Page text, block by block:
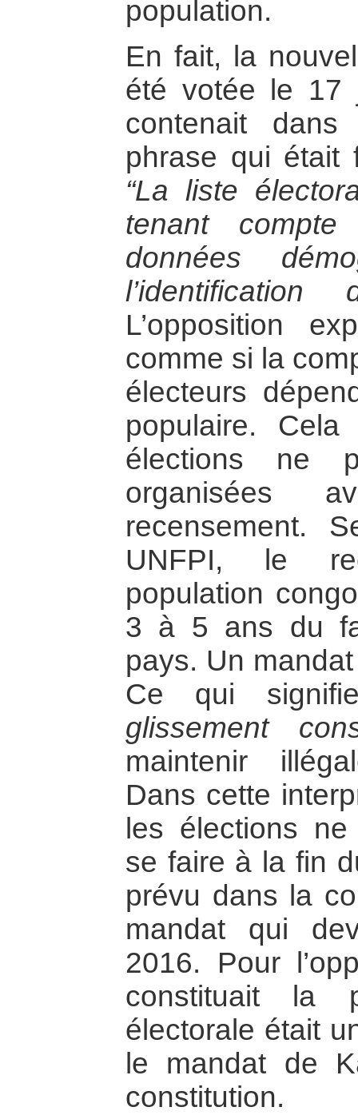
population.
En fait, la
été votée le 17
contenait
phrase qui était
“La liste
tenant
données
L’opposition
comme si la
électeurs
populaire.
élections ne
recensement.
UNFPI, le
population
3 à 5 ans du
pays. Un
Ce qui
glissement
maintenir
Dans cette
les élections
se faire à la fin
prévu dans la
mandat qui
2016. Pour
constituait la
électorale était
le mandat de
constitution.